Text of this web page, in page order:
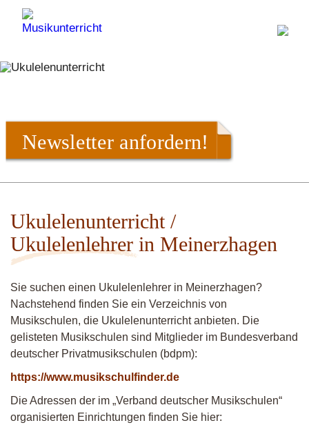
Newsletter anfordern!
Ukulelenunterricht /
Ukulelenlehrer in Meinerzhagen
Sie suchen einen Ukulelenlehrer in Meinerzhagen?
Nachstehend finden Sie ein Verzeichnis von
Musikschulen, die Ukulelenunterricht anbieten. Die
gelisteten Musikschulen sind Mitglieder im Bundesverband
deutscher Privatmusikschulen (bdpm):
https://www.musikschulfinder.de
Die Adressen der im „Verband deutscher Musikschulen“
organisierten Einrichtungen finden Sie hier: